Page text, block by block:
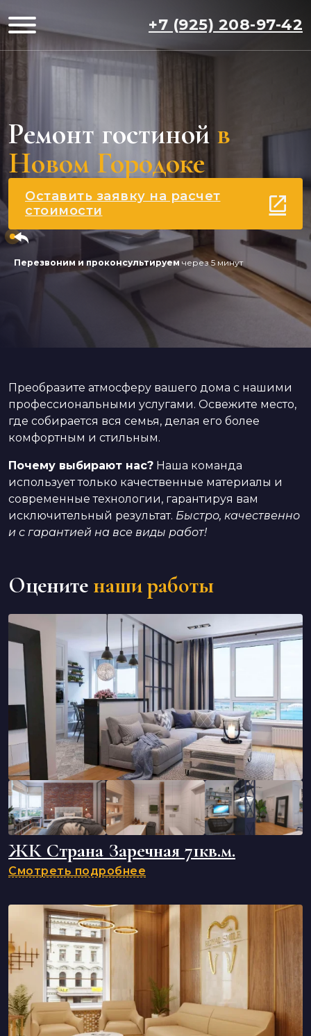
+7 (925) 208-97-42
Ремонт гостиной в
Новом Городоке
Оставить заявку на расчет
стоимости
Перезвоним и проконсультируем через 5 минут
Преобразите атмосферу вашего дома с нашими
профессиональными услугами. Освежите место,
где собирается вся семья, делая его более
комфортным и стильным.
Почему выбирают нас? Наша команда
использует только качественные материалы и
современные технологии, гарантируя вам
исключительный результат. Быстро, качественно
и с гарантией на все виды работ!
Оцените наши работы
ЖК Страна Заречная 71кв.м.
Смотреть подробнее